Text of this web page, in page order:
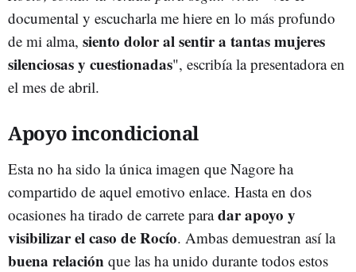
documental y escucharla me hiere en lo más profundo
de mi alma, siento dolor al sentir a tantas mujeres
silenciosas y cuestionadas", escribía la presentadora en
el mes de abril.
Apoyo incondicional
Esta no ha sido la única imagen que Nagore ha
compartido de aquel emotivo enlace. Hasta en dos
ocasiones ha tirado de carrete paradar apoyo y
visibilizar el caso de Rocío. Ambas demuestran así la
buena relación que las ha unido durante todos estos